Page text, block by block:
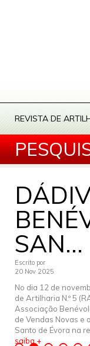
REVISTA DE
SAN...
Escrito por
20 Nov 2025
No dia 12 de
de Artilharia N.º 5
Associação
de Vendas Novas e
Santo de Évora na
saiba +